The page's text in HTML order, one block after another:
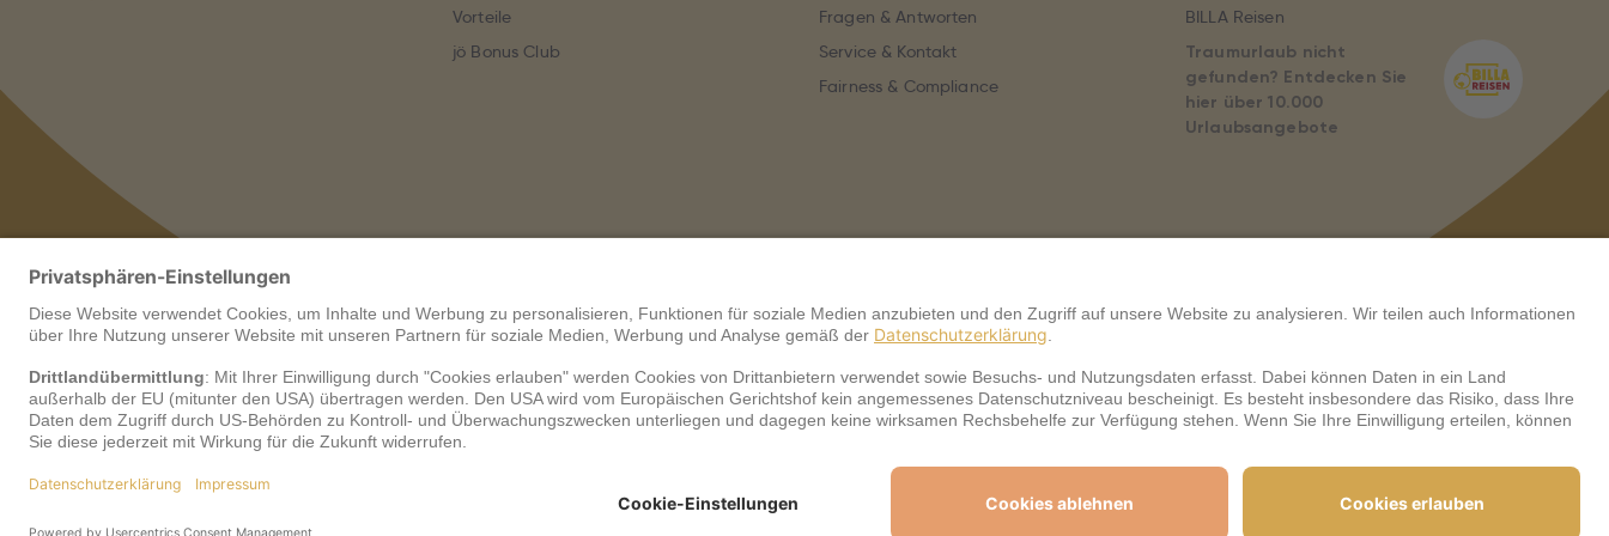
Vorteile
jö Bonus Club
Fragen & Antworten
Service & Kontakt
Fairness & Compliance
BILLA Reisen
Traumurlaub nicht
gefunden? Entdecken Sie
hier über 10.000
Urlaubsangebote
die Sicher­heit Ihrer Daten.
Zahlungsarten & Sicherheit
Impressum AGB